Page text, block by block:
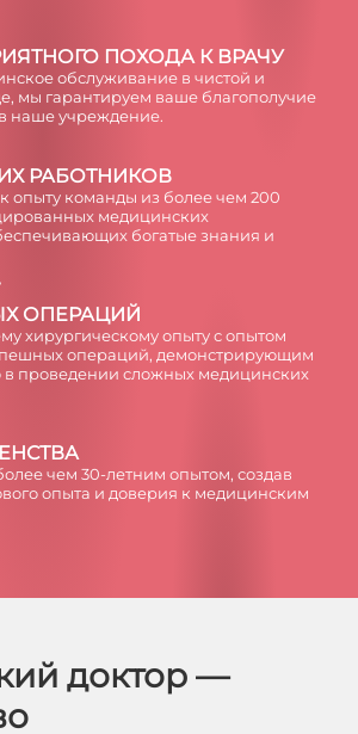
ПОХОДА К ВРАЧУ
обслуживание в чистой и
мы гарантируем ваше благополучие
наше учреждение.
РАБОТНИКОВ
опыту команды из более чем 200
медицинских
богатые знания и
ОПЕРАЦИЙ
хирургическому опыту с опытом
операций, демонстрирующим
в проведении сложных медицинских
чем 30-летним опытом, создав
опыта и доверия к медицинским
доктор —